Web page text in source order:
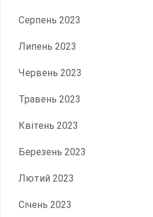
Серпень 2023
Липень 2023
Червень 2023
Травень 2023
Квітень 2023
Березень 2023
Лютий 2023
Січень 2023